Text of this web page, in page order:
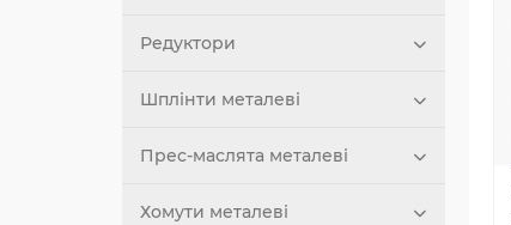
Редуктори
Шплінти металеві
Прес-маслята металеві
Хомути металеві